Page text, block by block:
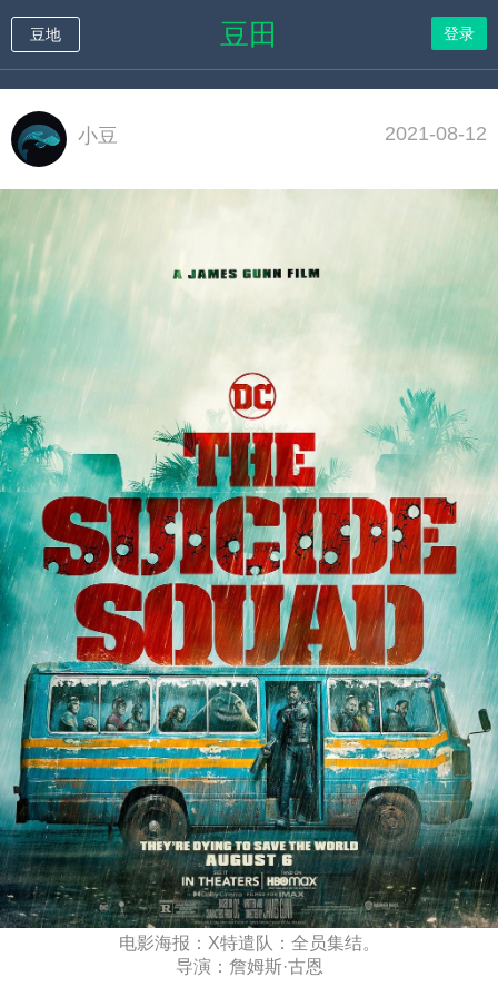
豆田
豆地 登录
2021-08-12
小豆
电影海报：X特遣队：全员集结。
导演：詹姆斯·古恩